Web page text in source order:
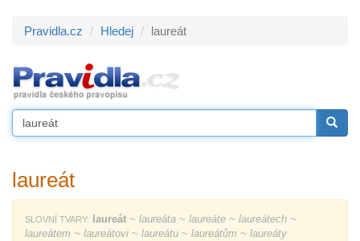
Pravidla.cz Hledej laureát
laureát
SLOVNÍ TVARY: laureát ~ laureáta ~ laureáte ~ laureátech ~
laureátem ~ laureátovi ~ laureátu ~ laureátům ~ laureáty